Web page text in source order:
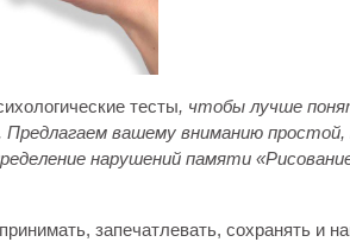
тесты, чтобы лучше
вашему вниманию простой,
нарушений памяти
запечатлевать, сохранять и